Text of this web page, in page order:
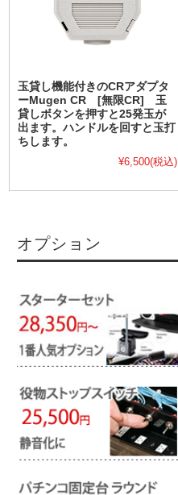
玉貸し機能付きのCRアダプタ
ーMugen CR [無限CR] 玉
貸しボタンを押すと25発玉が
出ます。ハンドルを回すと玉打
ちします。
¥6,500(税込)
オプション